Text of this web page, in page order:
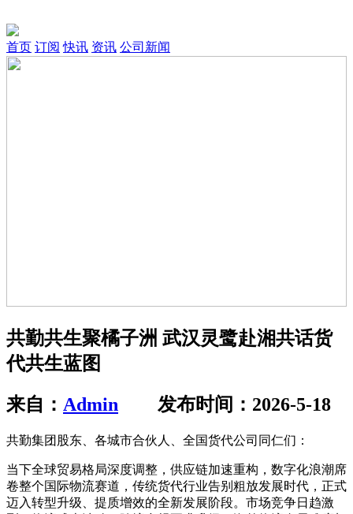
首页 订阅 快讯 资讯 公司新闻
共勤共生聚橘子洲 武汉灵鹭赴湘共话货
代共生蓝图
来自： Admin 发布时间：2026-5-18
共勤集团股东、各城市合伙人、全国货代公司同仁们：
当下全球贸易格局深度调整，供应链加速重构，数字化浪潮席
卷整个国际物流赛道，传统货代行业告别粗放发展时代，正式
迈入转型升级、提质增效的全新发展阶段。市场竞争日趋激